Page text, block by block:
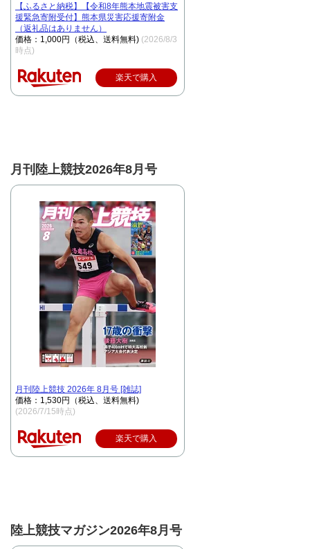
【ふるさと納税】【令和8年熊本地震被害支
援緊急寄附受付】熊本県災害応援寄附金
（返礼品はありません）
価格：1,000円（税込、送料無料) (2026/8/3
時点)
楽天で購入
月刊陸上競技2026年8月号
月刊陸上競技 2026年 8月号 [雑誌]
価格：1,530円（税込、送料無料)
(2026/7/15時点)
楽天で購入
陸上競技マガジン2026年8月号